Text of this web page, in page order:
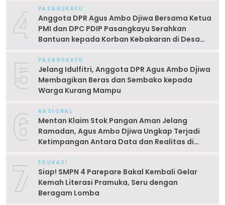
4 PASANGKAYU
Anggota DPR Agus Ambo Djiwa Bersama Ketua
PMI dan DPC PDIP Pasangkayu Serahkan
Bantuan kepada Korban Kebakaran di Desa
5 PASANGKAYU
Jelang Idulfitri, Anggota DPR Agus Ambo Djiwa
Membagikan Beras dan Sembako kepada
Warga Kurang Mampu
6 NASIONAL
Mentan Klaim Stok Pangan Aman Jelang
Ramadan, Agus Ambo Djiwa Ungkap Terjadi
Ketimpangan Antara Data dan Realitas di
7 EDUKASI
Siap! SMPN 4 Parepare Bakal Kembali Gelar
Kemah Literasi Pramuka, Seru dengan
Beragam Lomba